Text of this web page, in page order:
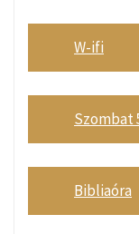
W-ifi
Szombat
Bibliaóra